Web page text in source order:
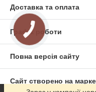
мова йде
про вибір
віконного
профілю
,
факторо
м
виступає
Доставка та оплата
Графік роботи
Повна версія сайту
Сайт створено на